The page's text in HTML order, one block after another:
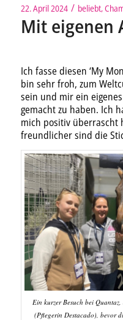
22. April 2024 / beliebt,
Mit eigenen
Ich fasse diesen ‘My
bin sehr froh, zum
sein und mir ein
gemacht zu haben. Ich
mich positiv überrascht
freundlicher sind die
Ein kurzer Besuch bei
(Pflegerin Destacado), bevor